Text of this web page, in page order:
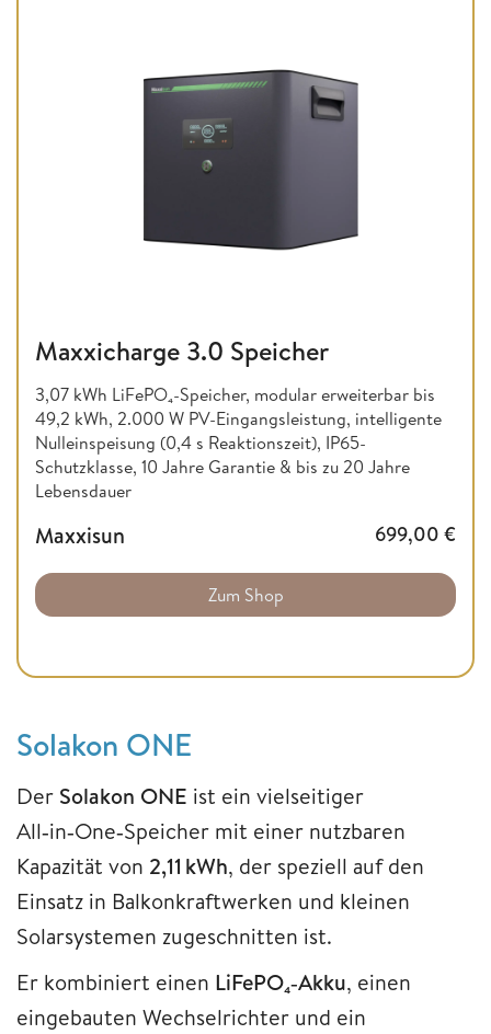
Maxxicharge 3.0 Speicher
3,07 kWh LiFePO₄-Speicher, modular erweiterbar bis
49,2 kWh, 2.000 W PV-Eingangsleistung, intelligente
Nulleinspeisung (0,4 s Reaktionszeit), IP65-
Schutzklasse, 10 Jahre Garantie & bis zu 20 Jahre
Lebensdauer
Maxxisun 699,00 €
Zum Shop
Solakon ONE
Der Solakon ONE ist ein vielseitiger
All‑in‑One‑Speicher mit einer nutzbaren
Kapazität von 2,11 kWh, der speziell auf den
Einsatz in Balkonkraftwerken und kleinen
Solarsystemen zugeschnitten ist.
Er kombiniert einen LiFePO₄‑Akku, einen
eingebauten Wechselrichter und ein